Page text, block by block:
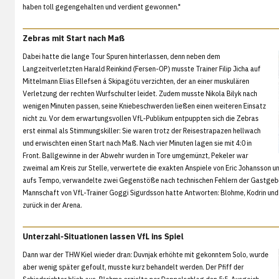
haben toll gegengehalten und verdient gewonnen."
Zebras mit Start nach Maß
Dabei hatte die lange Tour Spuren hinterlassen, denn neben dem
Langzeitverletzten Harald Reinkind (Fersen-OP) musste Trainer Filip Jicha auf
Mittelmann Elias Ellefsen á Skipagötu verzichten, der an einer muskulären
Verletzung der rechten Wurfschulter leidet. Zudem musste Nikola Bilyk nach
wenigen Minuten passen, seine Kniebeschwerden ließen einen weiteren Einsatz
nicht zu. Vor dem erwartungsvollen VfL-Publikum entpuppten sich die Zebras
erst einmal als Stimmungskiller: Sie waren trotz der Reisestrapazen hellwach
und erwischten einen Start nach Maß. Nach vier Minuten lagen sie mit 4:0 in
Front. Ballgewinne in der Abwehr wurden in Tore umgemünzt, Pekeler war
zweimal am Kreis zur Stelle, verwertete die exakten Anspiele von Eric Johansson
aufs Tempo, verwandelte zwei Gegenstöße nach technischen Fehlern der
Mannschaft von VfL-Trainer Goggi Sigurdsson hatte Antworten: Blohme, Kodrin
zurück in der Arena.
Unterzahl-Situationen lassen VfL ins Spiel
Dann war der THW Kiel wieder dran: Duvnjak erhöhte mit gekonntem Solo, wurde
aber wenig später gefoult, musste kurz behandelt werden. Der Pfiff der